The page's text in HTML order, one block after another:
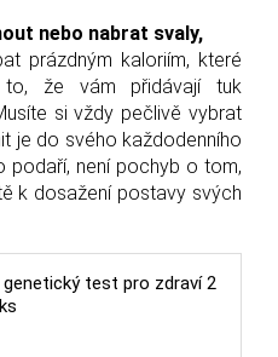
nebo nabrat svaly,
prázdným kaloriím, které
to, že vám přidávají tuk
si vždy pečlivě vybrat
je do svého každodenního
podaří, není pochyb o tom,
k dosažení postavy svých
genetický test pro zdraví 2
ks